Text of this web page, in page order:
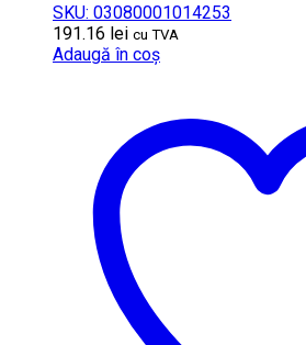
SKU: 03080001014253
191.16 lei cu TVA
Adaugă în coș